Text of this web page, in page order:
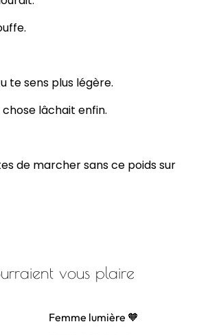
te sens plus légère.
lâchait enfin.
de marcher sans ce poids sur
vous plaire
%
Femme lumière 🧡